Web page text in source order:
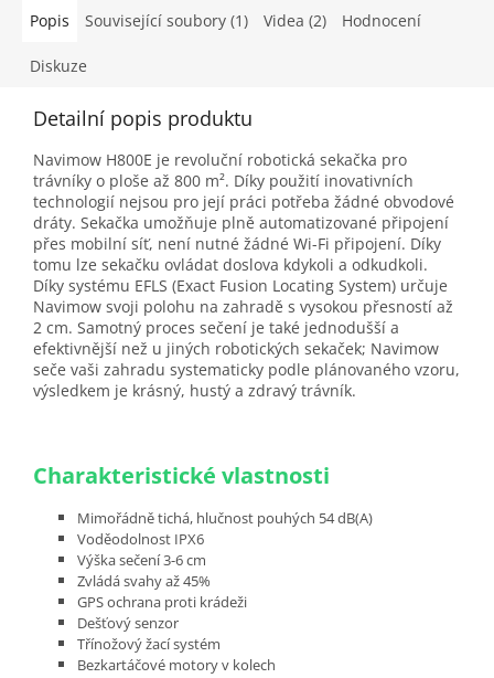
Popis Související soubory (1) Videa (2) Hodnocení
Diskuze
Detailní popis produktu
Navimow H800E je revoluční robotická sekačka pro
trávníky o ploše až 800 m². Díky použití inovativních
technologií nejsou pro její práci potřeba žádné obvodové
dráty. Sekačka umožňuje plně automatizované připojení
přes mobilní síť, není nutné žádné Wi-Fi připojení. Díky
tomu lze sekačku ovládat doslova kdykoli a odkudkoli.
Díky systému EFLS (Exact Fusion Locating System) určuje
Navimow svoji polohu na zahradě s vysokou přesností až
2 cm. Samotný proces sečení je také jednodušší a
efektivnější než u jiných robotických sekaček; Navimow
seče vaši zahradu systematicky podle plánovaného vzoru,
výsledkem je krásný, hustý a zdravý trávník.
Charakteristické vlastnosti
Mimořádně tichá, hlučnost pouhých 54 dB(A)
Voděodolnost IPX6
Výška sečení 3-6 cm
Zvládá svahy až 45%
GPS ochrana proti krádeži
Dešťový senzor
Třínožový žací systém
Bezkartáčové motory v kolech